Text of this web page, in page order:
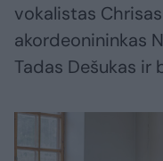
vokalistas
akordeonininkas
Tadas Dešukas ir